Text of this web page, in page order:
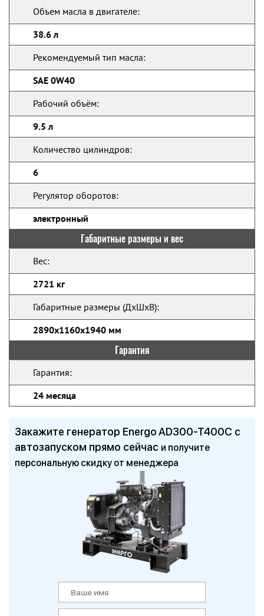
Объем масла в двигателе:
38.6 л
Рекомендуемый тип масла:
SAE 0W40
Рабочий объём:
9.5 л
Количество цилиндров:
6
Регулятор оборотов:
электронный
Габаритные размеры и вес
Вес:
2721 кг
Габаритные размеры (ДхШхВ):
2890x1160x1940 мм
Гарантия
Гарантия:
24 месяца
Закажите генератор Energo AD300-T400C с
автозапуском прямо сейчас и получите
персональную скидку от менеджера